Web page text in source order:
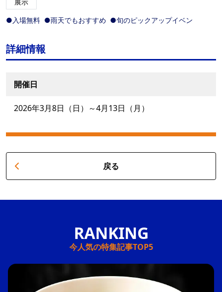
●入場無料 ●雨天でもおすすめ ●旬のピックアップイベン
詳細情報
開催日
2026年3月8日（日）～4月13日（月）
戻る
今人気の特集記事TOP5